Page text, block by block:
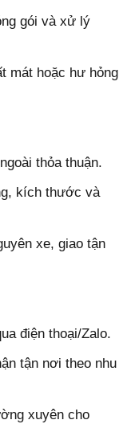
gói và xử lý
mát hoặc hư hỏng
thỏa thuận.
kích thước và
xe, giao tận
điện thoại/Zalo.
tận nơi theo nhu
xuyên cho